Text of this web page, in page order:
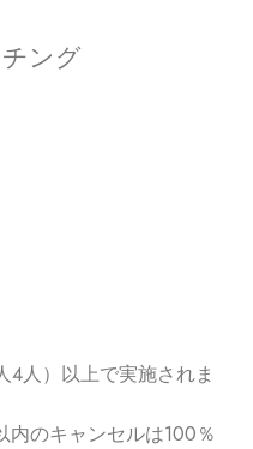
ング
人）以上で実施されま
内のキャンセルは100％